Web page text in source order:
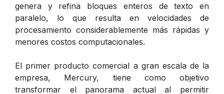
genera y refina bloques enteros de texto en
paralelo, lo que resulta en velocidades de
procesamiento considerablemente más rápidas y
menores costos computacionales.
El primer producto comercial a gran escala de la
empresa, Mercury, tiene como objetivo
transformar el panorama actual al permitir